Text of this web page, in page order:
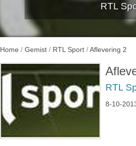
RTL
Home / Gemist / RTL Sport / Aflevering 2
RTL
8-10-